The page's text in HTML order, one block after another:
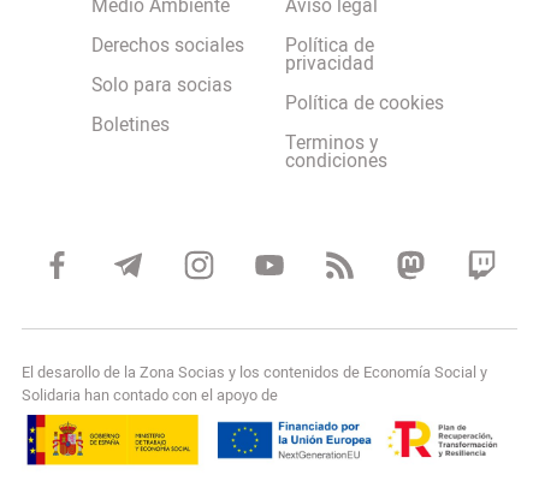
Medio Ambiente
Derechos sociales
Solo para socias
Boletines
Aviso legal
Política de
privacidad
Política de cookies
Terminos y
condiciones
El desarollo de la Zona Socias y los contenidos de Economía Social y
Solidaria han contado con el apoyo de